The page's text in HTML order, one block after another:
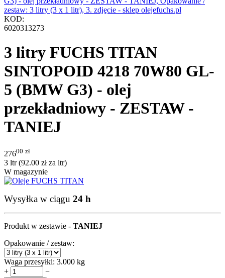
KOD:
6020313273
3 litry FUCHS TITAN
SINTOPOID 4218 70W80 GL-
5 (BMW G3) - olej
przekładniowy - ZESTAW -
TANIEJ
27600 zł
3 ltr (92.00 złza ltr)
W magazynie
Wysyłka w ciągu 24 h
Produkt w zestawie - TANIEJ
Opakowanie / zestaw:
Waga przesyłki: 3.000 kg
+
−